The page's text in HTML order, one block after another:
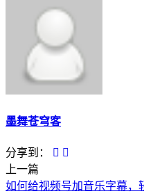
墨舞苍穹客
分享到：
上一篇
如何给视频号加音乐字幕，